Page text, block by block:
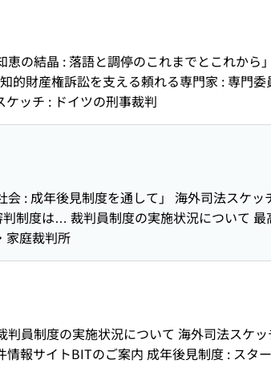
の結晶 : 落語と調停のこれまでとこれから
的財産権訴訟を支える頼れる専門家 : 専門
ッチ : ドイツの刑事裁判
: 成年後見制度を通して」 海外司法スケ
制度は… 裁判員制度の実施状況について
家庭裁判所
員制度の実施状況について 海外司法スケ
報サイトBITのご案内 成年後見制度 : スタ